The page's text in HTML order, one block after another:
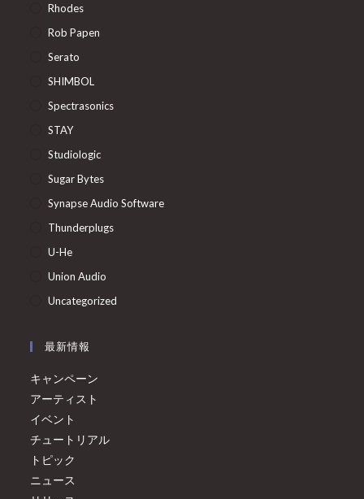
Rhodes
Rob Papen
Serato
SHIMBOL
Spectrasonics
STAY
Studiologic
Sugar Bytes
Synapse Audio Software
Thunderplugs
U-He
Union Audio
Uncategorized
最新情報
キャンペーン
アーティスト
イベント
チュートリアル
トピック
ニュース